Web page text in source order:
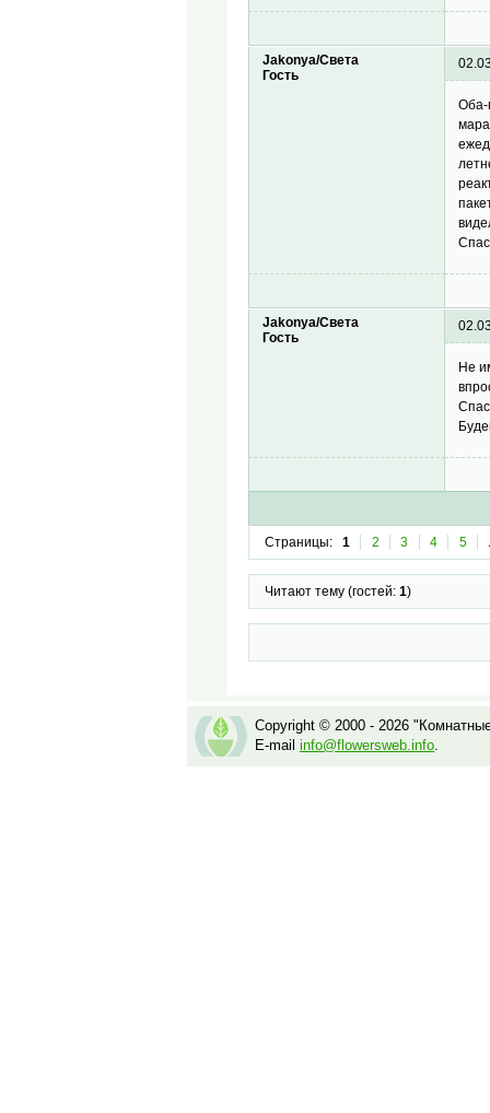
Jakonya/Света
Гость
Оба-
Jakonya/Света
Гость
Не
Страницы: 1 2 3 4 5
Читают тему (гостей: 1)
Copyright © 2000 - 2026
E-mail info@flowersweb.info.